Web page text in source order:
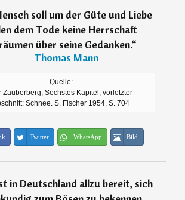
soll um der Güte und Liebe
dem Tode keine Herrschaft
über seine Gedanken.“
―Thomas Mann
Quelle:
Zauberberg, Sechstes Kapitel, vorletzter
Schnee. S. Fischer 1954, S. 704
Twitter WhatsApp Bild
in Deutschland allzu bereit, sich